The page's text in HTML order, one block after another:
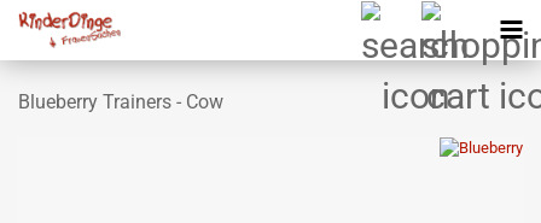
Blueberry Trainers - Cow